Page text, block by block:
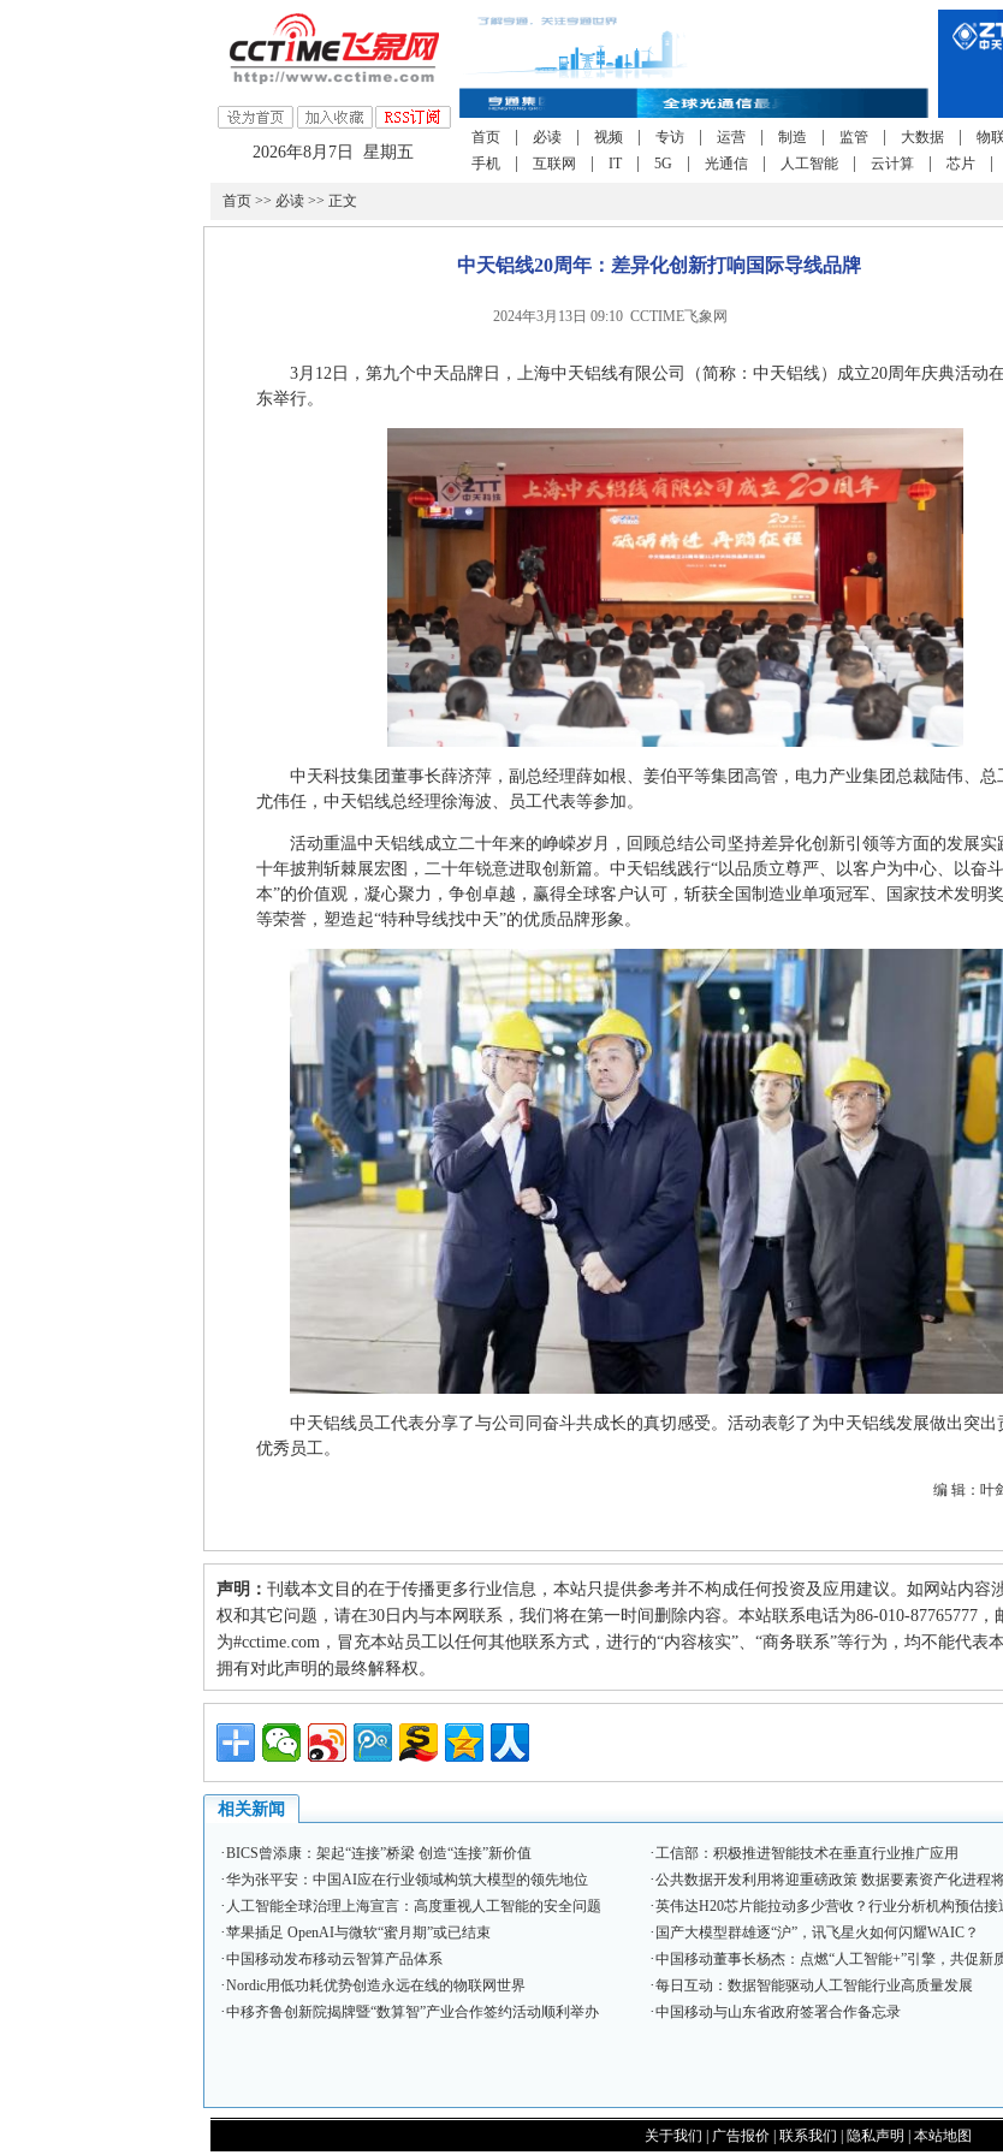
2026年8月7日 星期五
首页 必读 视频 专访 运营 制造 监管 大数据 物
手机
互联网 IT 5G 光通信 人工智能 云计算 芯片
首页>> 必读>> 正文
中天铝线20周年：差异化创新打响国际导线品牌
2024年3月13日 09:10 CCTIME飞象网
3月12日，第九个中天品牌日，上海中天铝线有限公司（简称：中天铝线）成立20周年庆典活动
东举行。
中天科技集团董事长薛济萍，副总经理薛如根、姜伯平等集团高管，电力产业集团总裁陆伟、总
尤伟任，中天铝线总经理徐海波、员工代表等参加。
活动重温中天铝线成立二十年来的峥嵘岁月，回顾总结公司坚持差异化创新引领等方面的发展实
十年披荆斩棘展宏图，二十年锐意进取创新篇。中天铝线践行“以品质立尊严、以客户为中心、以奋
本”的价值观，凝心聚力，争创卓越，赢得全球客户认可，斩获全国制造业单项冠军、国家技术发明
等荣誉，塑造起“特种导线找中天”的优质品牌形象。
中天铝线员工代表分享了与公司同奋斗共成长的真切感受。活动表彰了为中天铝线发展做出突出
优秀员工。
编 辑：叶
声明： 刊载本文目的在于传播更多行业信息，本站只提供参考并不构成任何投资及应用建议。如网站内容
权和其它问题，请在30日内与本网联系，我们将在第一时间删除内容。本站联系电话为86-010-87765777，
为#cctime.com，冒充本站员工以任何其他联系方式，进行的“内容核实”、“商务联系”等行为，均不能代表
拥有对此声明的最终解释权。
相关新闻
·BICS曾添康：架起“连接”桥梁 创造“连接”新价值 ·工信部：积极推进智能技术在垂直行业推广应用
·华为张平安：中国AI应在行业领域构筑大模型的领先地位 ·公共数据开发利用将迎重磅政策 数据要素资产化进程
· 人工智能全球治理上海宣言：高度重视人工智能的安全问题 ·英伟达H20芯片能拉动多少营收？行业分析机构预估接
·苹果插足 OpenAI与微软“蜜月期”或已结束 · 国产大模型群雄逐“沪”，讯飞星火如何闪耀WAIC？
·中国移动发布移动云智算产品体系 ·中国移动董事长杨杰：点燃“人工智能+”引擎，共促新
·Nordic用低功耗优势创造永远在线的物联网世界 ·每日互动：数据智能驱动人工智能行业高质量发展
·中移齐鲁创新院揭牌暨“数算智”产业合作签约活动顺利举办 ·中国移动与山东省政府签署合作备忘录
关于我们 广告报价 联系我们 隐私声明 本站地图